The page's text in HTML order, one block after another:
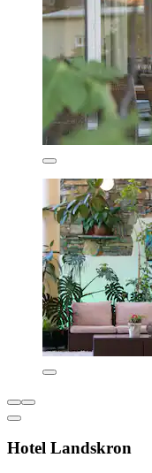
Hotel Landskron